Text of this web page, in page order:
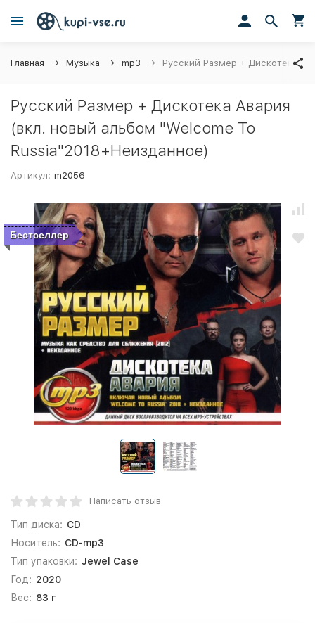
Главная Музыка mp3 Русский Размер + Дискотека
Русский Размер + Дискотека Авария
(вкл. новый альбом "Welcome To
Russia"2018+Неизданное)
Артикул: m2056
Бестселлер
Написать отзыв
Тип диска: CD
Носитель: CD-mp3
Тип упаковки: Jewel Case
Год: 2020
Вес: 83 г